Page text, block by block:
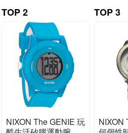
TOP 2
NIXON The GENIE 玩
TOP 3
NIXON